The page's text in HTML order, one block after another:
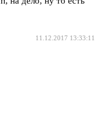
11.12.2017 13:33:11